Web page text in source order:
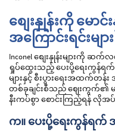
စျေးနှုန်းကို မော
အကြောင်းရင်းများ
Inconel စျေးနှုန်းများကို ဆက်
ရှုပ်ထွေးသည့် ပေးပို့ရေးကွန်ရက်
များနှင့် စီးပွားရေးအထက်တန်း
တစ်ခုချင်းစီသည် ဈေးကွက်၏ မ
နီးကပ်စွာ စောင်းကြည့်ရန် လိုအ
က။ ပေးပို့ရေးကွန်ရက် အ